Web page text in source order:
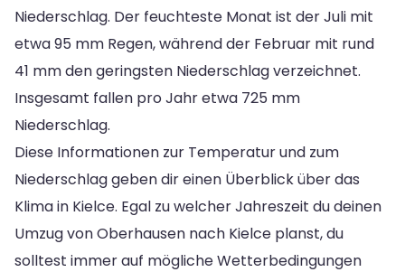
Niederschlag. Der feuchteste Monat ist der Juli mit
etwa 95 mm Regen, während der Februar mit rund
41 mm den geringsten Niederschlag verzeichnet.
Insgesamt fallen pro Jahr etwa 725 mm
Niederschlag.
Diese Informationen zur Temperatur und zum
Niederschlag geben dir einen Überblick über das
Klima in Kielce. Egal zu welcher Jahreszeit du deinen
Umzug von Oberhausen nach Kielce planst, du
solltest immer auf mögliche Wetterbedingungen